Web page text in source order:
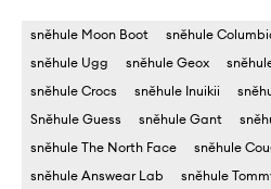
sněhule Moon Boot sněhule
sněhule Ugg
sněhule Geox
sněhule Crocs
sněhule Inuikii
Sněhule Guess
sněhule Gant
sněhule The North Face
sněhule
sněhule Answear Lab
sněhule